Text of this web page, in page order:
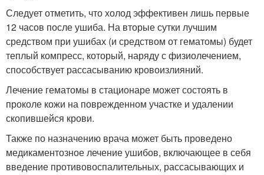
Следует отметить, что холод эффективен лишь первые
12 часов после ушиба. На вторые сутки лучшим
средством при ушибах (и средством от гематомы) будет
теплый компресс, который, наряду с физиолечением,
способствует рассасыванию кровоизлияний.
Лечение гематомы в стационаре может состоять в
проколе кожи на поврежденном участке и удалении
скопившейся крови.
Также по назначению врача может быть проведено
медикаментозное лечение ушибов, включающее в себя
введение противовоспалительных, рассасывающих и